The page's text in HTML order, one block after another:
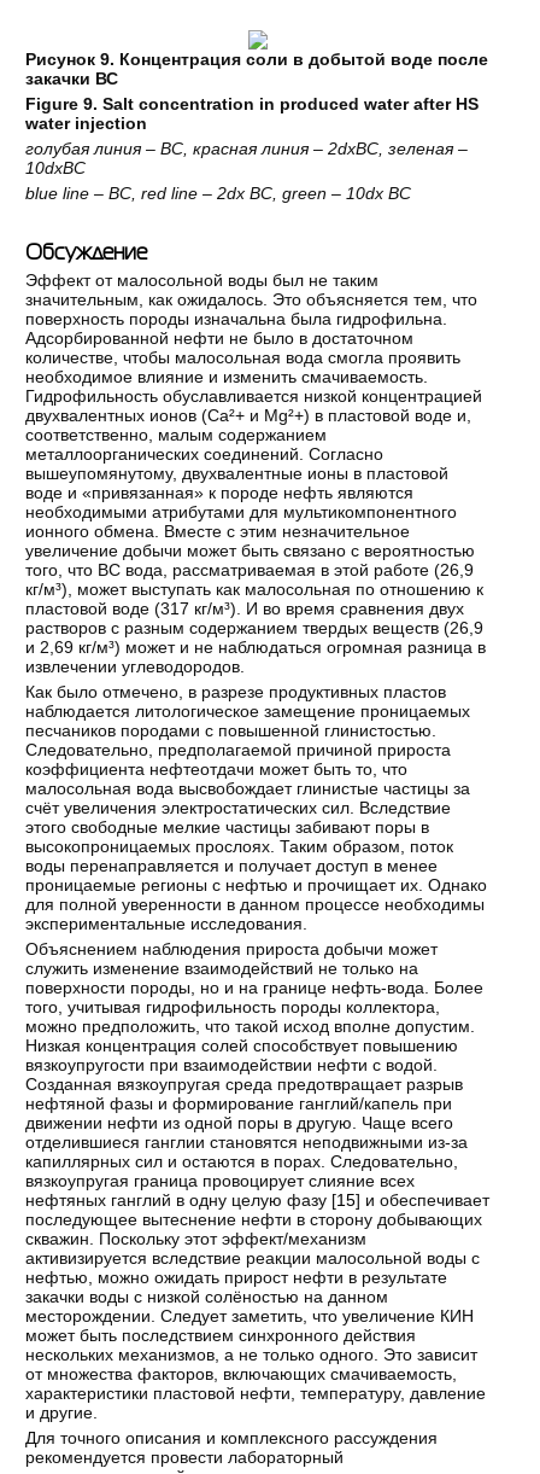
Рисунок 9. Концентрация соли в добытой воде после
закачки ВС
Figure 9. Salt concentration in produced water after HS
water injection
голубая линия – ВС, красная линия – 2dxВС, зеленая –
10dxВС
blue line – BC, red line – 2dx BC, green – 10dx BC
Обсуждение
Эффект от малосольной воды был не таким
значительным, как ожидалось. Это объясняется тем, что
поверхность породы изначальна была гидрофильна.
Адсорбированной нефти не было в достаточном
количестве, чтобы малосольная вода смогла проявить
необходимое влияние и изменить смачиваемость.
Гидрофильность обуславливается низкой концентрацией
двухвалентных ионов (Ca²+ и Mg²+) в пластовой воде и,
соответственно, малым содержанием
металлоорганических соединений. Согласно
вышеупомянутому, двухвалентные ионы в пластовой
воде и «привязанная» к породе нефть являются
необходимыми атрибутами для мультикомпонентного
ионного обмена. Вместе с этим незначительное
увеличение добычи может быть связано с вероятностью
того, что ВС вода, рассматриваемая в этой работе (26,9
кг/м³), может выступать как малосольная по отношению к
пластовой воде (317 кг/м³). И во время сравнения двух
растворов с разным содержанием твердых веществ (26,9
и 2,69 кг/м³) может и не наблюдаться огромная разница в
извлечении углеводородов.
Как было отмечено, в разрезе продуктивных пластов
наблюдается литологическое замещение проницаемых
песчаников породами с повышенной глинистостью.
Следовательно, предполагаемой причиной прироста
коэффициента нефтеотдачи может быть то, что
малосольная вода высвобождает глинистые частицы за
счёт увеличения электростатических сил. Вследствие
этого свободные мелкие частицы забивают поры в
высокопроницаемых прослоях. Таким образом, поток
воды перенаправляется и получает доступ в менее
проницаемые регионы с нефтью и прочищает их. Однако
для полной уверенности в данном процессе необходимы
экспериментальные исследования.
Объяснением наблюдения прироста добычи может
служить изменение взаимодействий не только на
поверхности породы, но и на границе нефть-вода. Более
того, учитывая гидрофильность породы коллектора,
можно предположить, что такой исход вполне допустим.
Низкая концентрация солей способствует повышению
вязкоупругости при взаимодействии нефти с водой.
Созданная вязкоупругая среда предотвращает разрыв
нефтяной фазы и формирование ганглий/капель при
движении нефти из одной поры в другую. Чаще всего
отделившиеся ганглии становятся неподвижными из-за
капиллярных сил и остаются в порах. Следовательно,
вязкоупругая граница провоцирует слияние всех
нефтяных ганглий в одну целую фазу [15] и обеспечивает
последующее вытеснение нефти в сторону добывающих
скважин. Поскольку этот эффект/механизм
активизируется вследствие реакции малосольной воды с
нефтью, можно ожидать прирост нефти в результате
закачки воды с низкой солёностью на данном
месторождении. Следует заметить, что увеличение КИН
может быть последствием синхронного действия
нескольких механизмов, а не только одного. Это зависит
от множества факторов, включающих смачиваемость,
характеристики пластовой нефти, температуру, давление
и другие.
Для точного описания и комплексного рассуждения
рекомендуется провести лабораторный